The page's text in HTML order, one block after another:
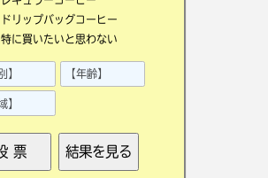
ドリップバッグコーヒー
特に買いたいと思わない